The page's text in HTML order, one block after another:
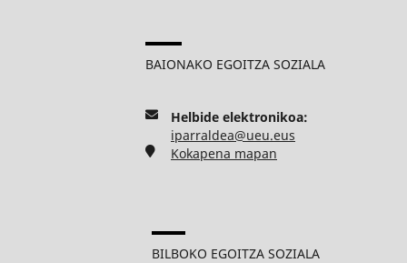
BAIONAKO EGOITZA SOZIALA
Helbide elektronikoa:
iparraldea@ueu.eus
Kokapena mapan
BILBOKO EGOITZA SOZIALA